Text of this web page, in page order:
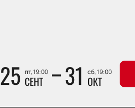
25 пт, 19:00
СЕНТ 31 сб, 19:00
ОКТ